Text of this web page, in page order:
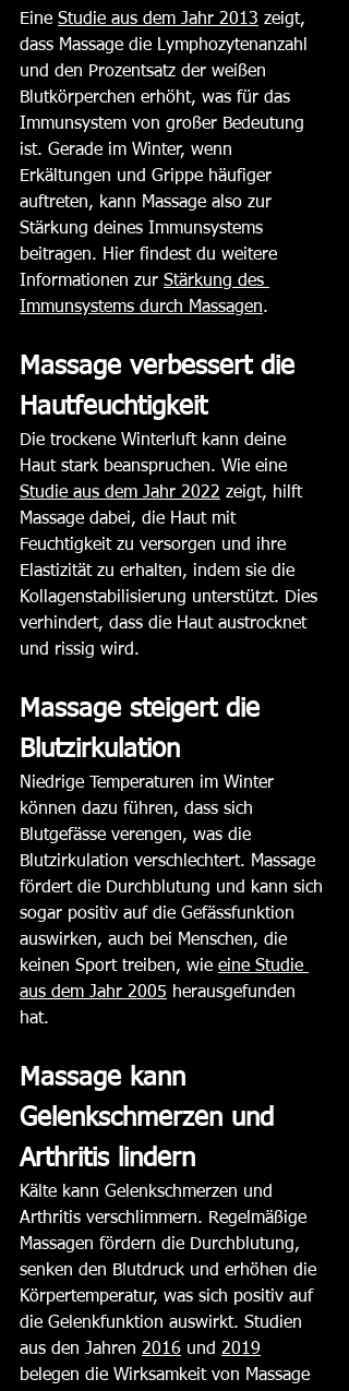
Eine Studie aus dem Jahr 2013 zeigt,
dass Massage die Lymphozytenanzahl
und den Prozentsatz der weißen
Blutkörperchen erhöht, was für das
Immunsystem von großer Bedeutung
ist. Gerade im Winter, wenn
Erkältungen und Grippe häufiger
auftreten, kann Massage also zur
Stärkung deines Immunsystems
beitragen​​. Hier findest du weitere
Informationen zur Stärkung des
Immunsystems durch Massagen.
Massage verbessert die
Hautfeuchtigkeit
Die trockene Winterluft kann deine
Haut stark beanspruchen. Wie eine
Studie aus dem Jahr 2022 zeigt, hilft
Massage dabei, die Haut mit
Feuchtigkeit zu versorgen und ihre
Elastizität zu erhalten, indem sie die
Kollagenstabilisierung unterstützt. Dies
verhindert, dass die Haut austrocknet
und rissig wird​​.
Massage steigert die
Blutzirkulation
Niedrige Temperaturen im Winter
können dazu führen, dass sich
Blutgefässe verengen, was die
Blutzirkulation verschlechtert. Massage
fördert die Durchblutung und kann sich
sogar positiv auf die Gefässfunktion
auswirken, auch bei Menschen, die
keinen Sport treiben​​, wie eine Studie
aus dem Jahr 2005 herausgefunden
hat.
Massage kann
Gelenkschmerzen und
Arthritis lindern
Kälte kann Gelenkschmerzen und
Arthritis verschlimmern. Regelmäßige
Massagen fördern die Durchblutung,
senken den Blutdruck und erhöhen die
Körpertemperatur, was sich positiv auf
die Gelenkfunktion auswirkt. Studien
aus den Jahren 2016 und 2019
belegen die Wirksamkeit von Massage